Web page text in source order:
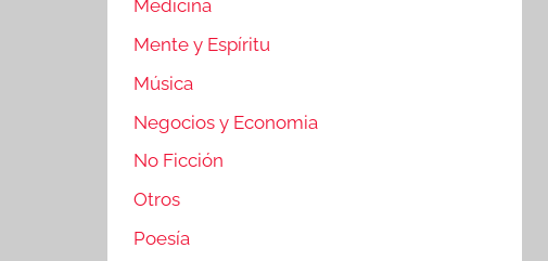
Medicina
Mente y Espíritu
Música
Negocios y Economia
No Ficción
Otros
Poesía